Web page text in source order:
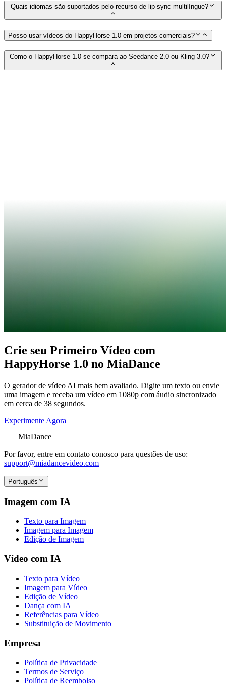
Quais idiomas são suportados pelo recurso de lip-sync multilíngue?
Posso usar vídeos do HappyHorse 1.0 em projetos comerciais?
Como o HappyHorse 1.0 se compara ao Seedance 2.0 ou Kling 3.0?
Crie seu Primeiro Vídeo com
HappyHorse 1.0 no MiaDance
O gerador de vídeo AI mais bem avaliado. Digite um texto ou envie
uma imagem e receba um vídeo em 1080p com áudio sincronizado
em cerca de 38 segundos.
Experimente Agora
MiaDance
Por favor, entre em contato conosco para questões de uso:
support@miadancevideo.com
Português
Imagem com IA
Texto para Imagem
Imagem para Imagem
Edição de Imagem
Vídeo com IA
Texto para Vídeo
Imagem para Vídeo
Edição de Vídeo
Dança com IA
Referências para Vídeo
Substituição de Movimento
Empresa
Política de Privacidade
Termos de Serviço
Política de Reembolso